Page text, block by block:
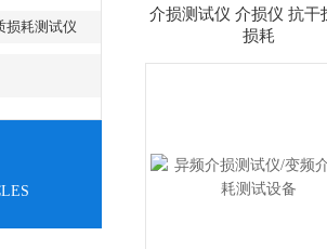
损耗测试仪
介损测试仪 介损仪 抗干
损耗